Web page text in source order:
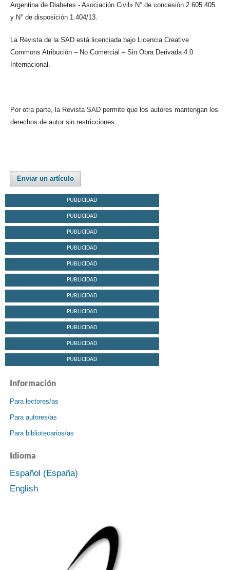
Argentina de Diabetes - Asociación Civil» N° de concesión 2.605.405
y N° de disposición 1.404/13.
La Revista de la SAD está licenciada bajo Licencia Creative
Commons Atribución – No Comercial – Sin Obra Derivada 4.0
Internacional.
Por otra parte, la Revista SAD permite que los autores mantengan los
derechos de autor sin restricciones.
Enviar un artículo
PUBLICIDAD
PUBLICIDAD
PUBLICIDAD
PUBLICIDAD
PUBLICIDAD
PUBLICIDAD
PUBLICIDAD
PUBLICIDAD
PUBLICIDAD
PUBLICIDAD
PUBLICIDAD
Información
Para lectores/as
Para autores/as
Para bibliotecarios/as
Idioma
Español (España)
English